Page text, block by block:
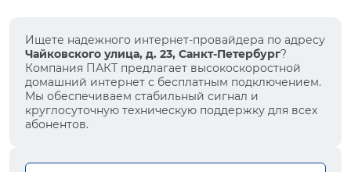
Ищете надежного интернет-провайдера по адресу
Чайковского улица, д. 23, Санкт-Петербург?
Компания ПАКТ предлагает высокоскоростной
домашний интернет с бесплатным подключением.
Мы обеспечиваем стабильный сигнал и
круглосуточную техническую поддержку для всех
абонентов.